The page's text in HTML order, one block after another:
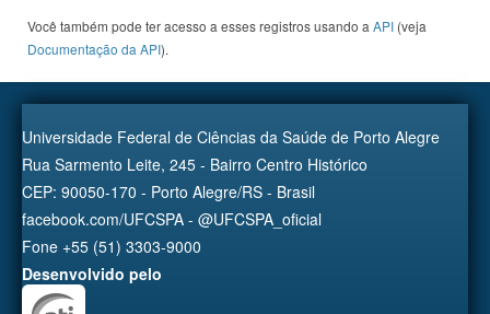
Você também pode ter acesso a esses registros usando a API (veja
Documentação da API).
Universidade Federal de Ciências da Saúde de Porto Alegre
Rua Sarmento Leite, 245 - Bairro Centro Histórico
CEP: 90050-170 - Porto Alegre/RS - Brasil
facebook.com/UFCSPA - @UFCSPA_oficial
Fone +55 (51) 3303-9000
Desenvolvido pelo